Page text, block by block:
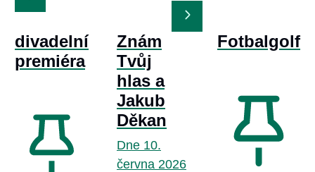
divadelní
premiéra
Znám
Tvůj
hlas a
Jakub
Děkan
Dne 10.
června 2026
Fotbalgolf